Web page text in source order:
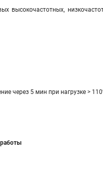
высокочастотных,
через 5 мин при нагрузке >